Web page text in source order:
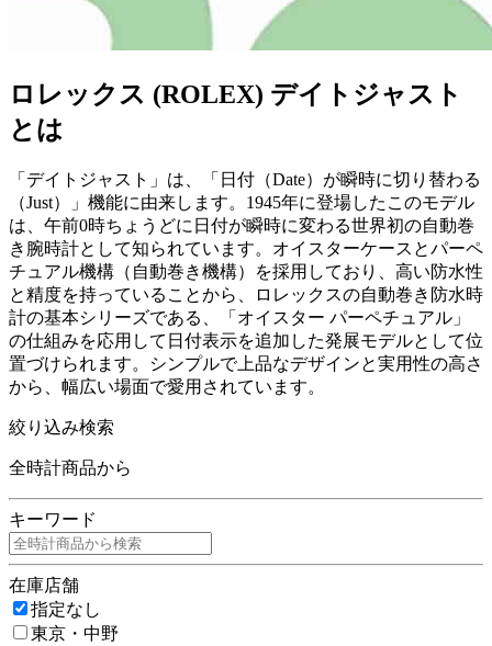
ロレックス (ROLEX) デイトジャスト
とは
「デイトジャスト」は、「日付（Date）が瞬時に切り替わる
（Just）」機能に由来します。1945年に登場したこのモデル
は、午前0時ちょうどに日付が瞬時に変わる世界初の自動巻
き腕時計として知られています。オイスターケースとパーペ
チュアル機構（自動巻き機構）を採用しており、高い防水性
と精度を持っていることから、ロレックスの自動巻き防水時
計の基本シリーズである、「オイスター パーペチュアル」
の仕組みを応用して日付表示を追加した発展モデルとして位
置づけられます。シンプルで上品なデザインと実用性の高さ
から、幅広い場面で愛用されています。
絞り込み検索
全時計商品から
キーワード
在庫店舗
指定なし
東京・中野